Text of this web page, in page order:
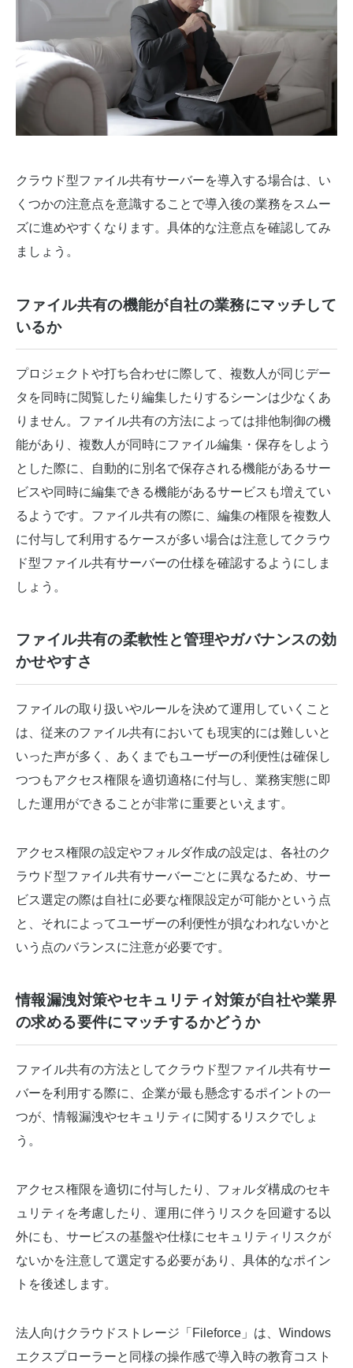
クラウド型ファイル共有サーバーを導入する場合は、い
くつかの注意点を意識することで導入後の業務をスムー
ズに進めやすくなります。具体的な注意点を確認してみ
ましょう。
ファイル共有の機能が自社の業務にマッチして
いるか
プロジェクトや打ち合わせに際して、複数人が同じデー
タを同時に閲覧したり編集したりするシーンは少なくあ
りません。ファイル共有の方法によっては排他制御の機
能があり、複数人が同時にファイル編集・保存をしよう
とした際に、自動的に別名で保存される機能があるサー
ビスや同時に編集できる機能があるサービスも増えてい
るようです。ファイル共有の際に、編集の権限を複数人
に付与して利用するケースが多い場合は注意してクラウ
ド型ファイル共有サーバーの仕様を確認するようにしま
しょう。
ファイル共有の柔軟性と管理やガバナンスの効
かせやすさ
ファイルの取り扱いやルールを決めて運用していくこと
は、従来のファイル共有においても現実的には難しいと
いった声が多く、あくまでもユーザーの利便性は確保し
つつもアクセス権限を適切適格に付与し、業務実態に即
した運用ができることが非常に重要といえます。
アクセス権限の設定やフォルダ作成の設定は、各社のク
ラウド型ファイル共有サーバーごとに異なるため、サー
ビス選定の際は自社に必要な権限設定が可能かという点
と、それによってユーザーの利便性が損なわれないかと
いう点のバランスに注意が必要です。
情報漏洩対策やセキュリティ対策が自社や業界
の求める要件にマッチするかどうか
ファイル共有の方法としてクラウド型ファイル共有サー
バーを利用する際に、企業が最も懸念するポイントの一
つが、情報漏洩やセキュリティに関するリスクでしょ
う。
アクセス権限を適切に付与したり、フォルダ構成のセキ
ュリティを考慮したり、運用に伴うリスクを回避する以
外にも、サービスの基盤や仕様にセキュリティリスクが
ないかを注意して選定する必要があり、具体的なポイン
トを後述します。
法人向けクラウドストレージ「Fileforce」は、Windows
エクスプローラーと同様の操作感で導入時の教育コスト